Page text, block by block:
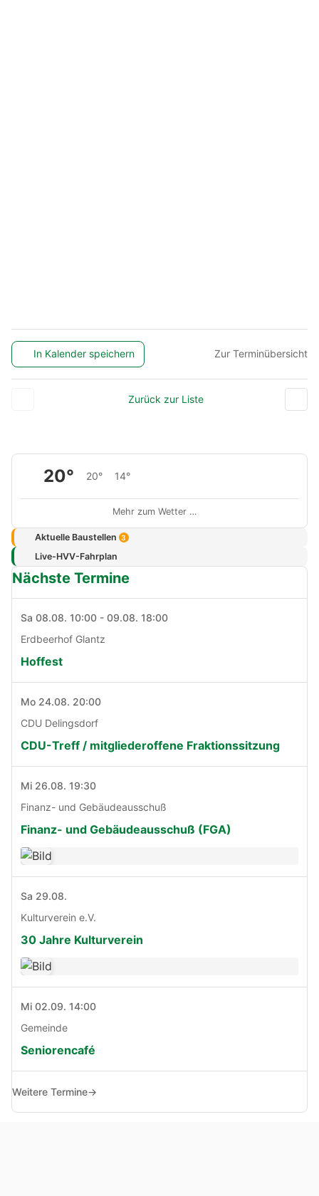
In Kalender speichern Zur Terminübersicht
Zurück zur Liste
20° 20° 14°
Mehr zum Wetter …
Aktuelle Baustellen 3
Live-HVV-Fahrplan
Nächste Termine
Sa 08.08. 10:00 - 09.08. 18:00
Erdbeerhof Glantz
Hoffest
Mo 24.08. 20:00
CDU Delingsdorf
CDU-Treff / mitgliederoffene Fraktionssitzung
Mi 26.08. 19:30
Finanz- und Gebäudeausschuß
Finanz- und Gebäudeausschuß (FGA)
Sa 29.08.
Kulturverein e.V.
30 Jahre Kulturverein
Mi 02.09. 14:00
Gemeinde
Seniorencafé
Weitere Termine→